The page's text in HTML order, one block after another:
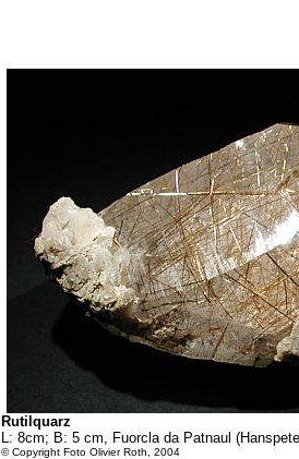
Rutilquarz
L: 8cm; B: 5 cm, Fuorcla da Patnaul
© Copyright Foto Olivier Roth, 2004